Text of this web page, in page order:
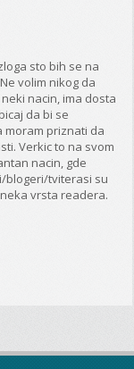
sto bih se na
volim nikog da
nacin, ima dosta
da bi se
moram priznati da
Verkic to na svom
nacin, gde
blogeri/tviterasi su
vrsta readera.